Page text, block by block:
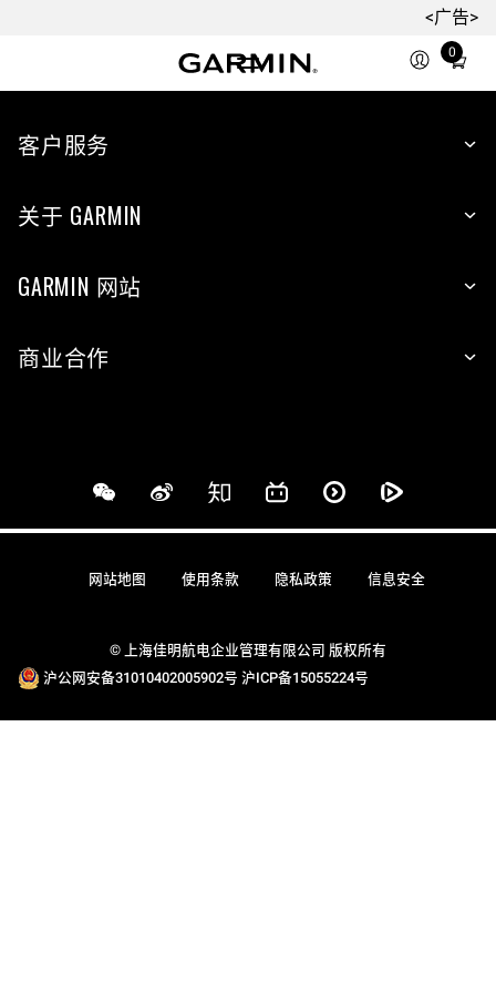
<广告>
0
Total
客户服务
关于 GARMIN
GARMIN 网站
商业合作
© 上海佳明航电企业管理有限公司 版权所有
沪公网安备31010402005902号 沪ICP备15055224号
网站地图 使用条款 隐私政策 信息安全